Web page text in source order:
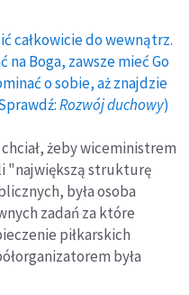
całkowicie do wewnątrz.
Boga, zawsze mieć Go
o sobie, aż znajdzie
Rozwój duchowy)
żeby wiceministrem
"największą strukturę
była osoba
zadań za które
piłkarskich
była